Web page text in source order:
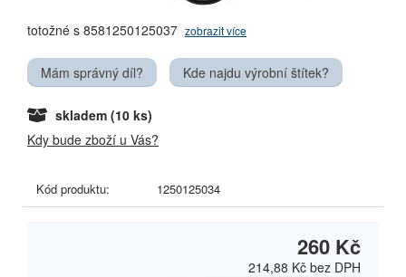
totožné s 8581250125037 zobrazit více
Mám správný díl? Kde najdu výrobní štítek?
skladem (10 ks)
Kdy bude zboží u Vás?
Kód produktu: 1250125034
260 Kč
214,88 Kč bez DPH